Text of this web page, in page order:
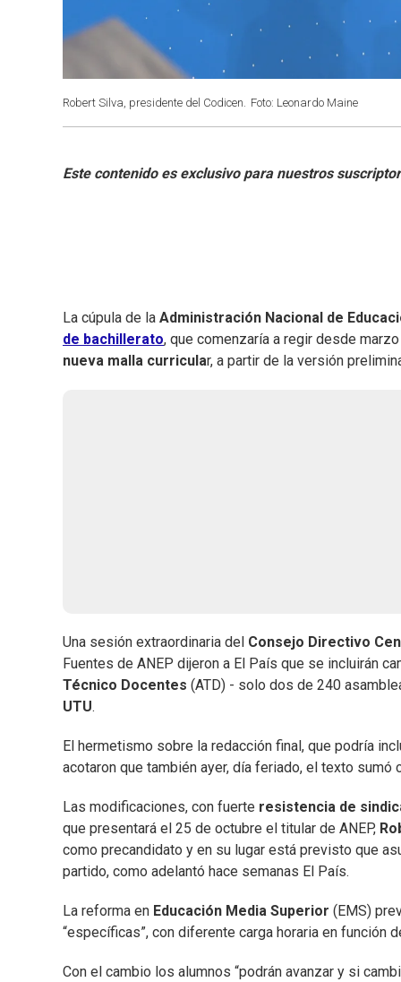
Robert Silva, presidente del Codicen. Foto: Leonardo Maine
La cúpula de la Administración Nacional de
de bachillerato, que comenzaría a regir desde
nueva malla curricular, a partir de la versión
Una sesión extraordinaria del Consejo Directivo
Fuentes de ANEP dijeron a El País que se incluirán
Técnico Docentes (ATD) - solo dos de 240
UTU.
El hermetismo sobre la redacción final, que podría
acotaron que también ayer, día feriado, el texto
Las modificaciones, con fuerte resistencia de
que presentará el 25 de octubre el titular de ANEP,
como precandidato y en su lugar está previsto que
partido, como adelantó hace semanas El País.
La reforma en Educación Media Superior (EMS)
“específicas”, con diferente carga horaria en función
Con el cambio los alumnos “podrán avanzar y si